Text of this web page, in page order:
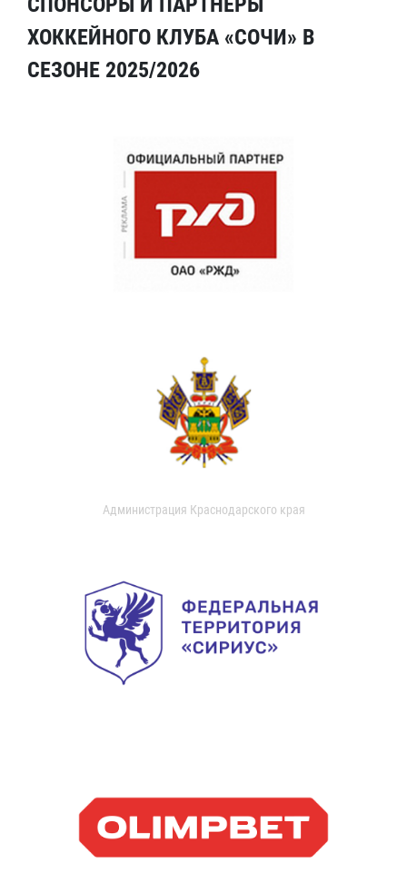
ХОККЕЙНОГО КЛУБА «СОЧИ» В
СЕЗОНЕ 2025/2026
Администрация Краснодарского края